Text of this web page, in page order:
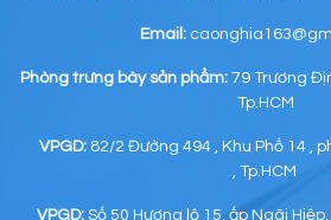
Email:
Phòng trưng bày sản phẩm: 79 Trương
Tp.HCM
VPGD:82/2 Đường 494 , Khu Phố 14 ,
, Tp.HCM
VPGD:Số 50 Hương lộ 15, ấp Ngãi